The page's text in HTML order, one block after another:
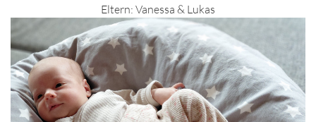
Eltern: Vanessa & Lukas